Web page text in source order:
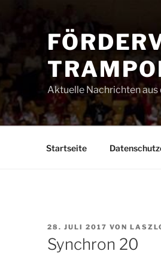
Aktuelle Nachrichten
Startseite
VERÖFFENTLICHT
AM
28. JULI 2017 VON
Synchron 20